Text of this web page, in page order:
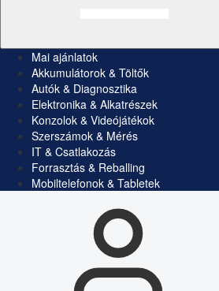
Mai ajánlatok
Akkumulátorok & Töltők
Autók & Diagnosztika
Elektronika & Alkatrészek
Konzolok & Videójátékok
Szerszámok & Mérés
IT & Csatlakozás
Forrasztás & Reballing
Mobiltelefonok & Tabletek